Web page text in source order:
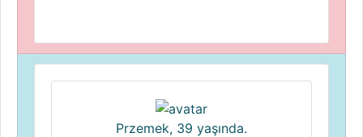
Przemek, 39 yaşında.